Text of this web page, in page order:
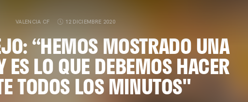
VALENCIA CF 12 DICIEMBRE 2020
“HEMOS MOSTRADO UNA
ES LO QUE DEBEMOS HACER
TODOS LOS MINUTOS"